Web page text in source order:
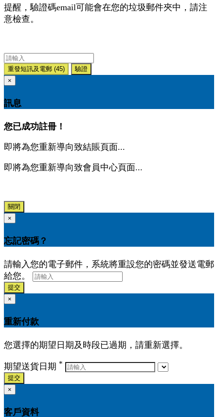
提醒，驗證碼email可能會在您的垃圾郵件夾中，請注
意檢查。
重發短訊及電郵 (45)
驗證
×
訊息
您已成功註冊！
即將為您重新導向致結賬頁面...
即將為您重新導向致會員中心頁面...
關閉
×
忘記密碼？
請輸入您的電子郵件，系統將重設您的密碼並發送電郵
給您。
提交
×
重新付款
您選擇的期望日期及時段已過期，請重新選擇。
期望送貨日期 *
提交
×
客戶資料